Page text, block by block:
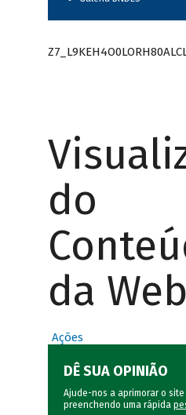
do
da Web
Ações
DÊ SUA OPINIÃO
Ajude-nos a aprimorar o site
preenchendo uma rápida